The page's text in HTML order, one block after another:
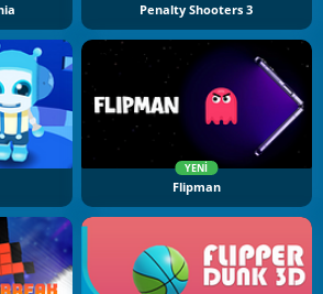
Penalty Shooters 3
YENI
Flipman